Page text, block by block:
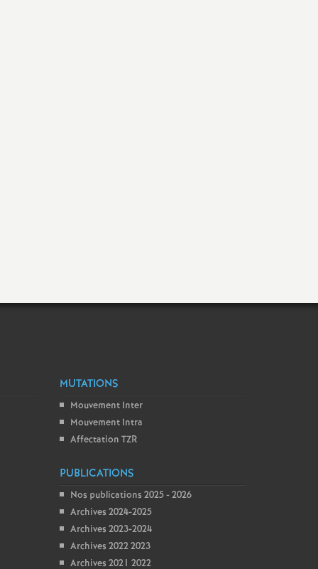
MUTATIONS
Mouvement Inter
Mouvement Intra
Affectation TZR
PUBLICATIONS
Nos publications 2025 - 2026
Archives 2024-2025
Archives 2023-2024
Archives 2022 2023
Archives 2021 2022